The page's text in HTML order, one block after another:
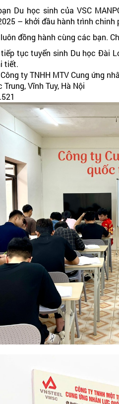
Du học sinh của VSC
– khởi đầu hành trình
luôn đồng hành cùng các bạn.
tiếp tục tuyển sinh Du học Đài
tiết.
ty TNHH MTV Cung ứng
Vĩnh Tuy, Hà Nội